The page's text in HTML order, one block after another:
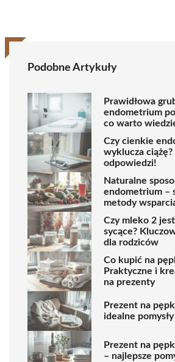
Podobne Artykuły
Prawidłowa
endometrium
co warto
Czy cienkie
wyklucza ciążę?
odpowiedzi!
Naturalne
endometrium –
metody
Czy mleko 2
sycące?
dla rodziców
Co kupić na
Praktyczne i
na prezenty
Prezent na
idealne
Prezent na
– najlepsze